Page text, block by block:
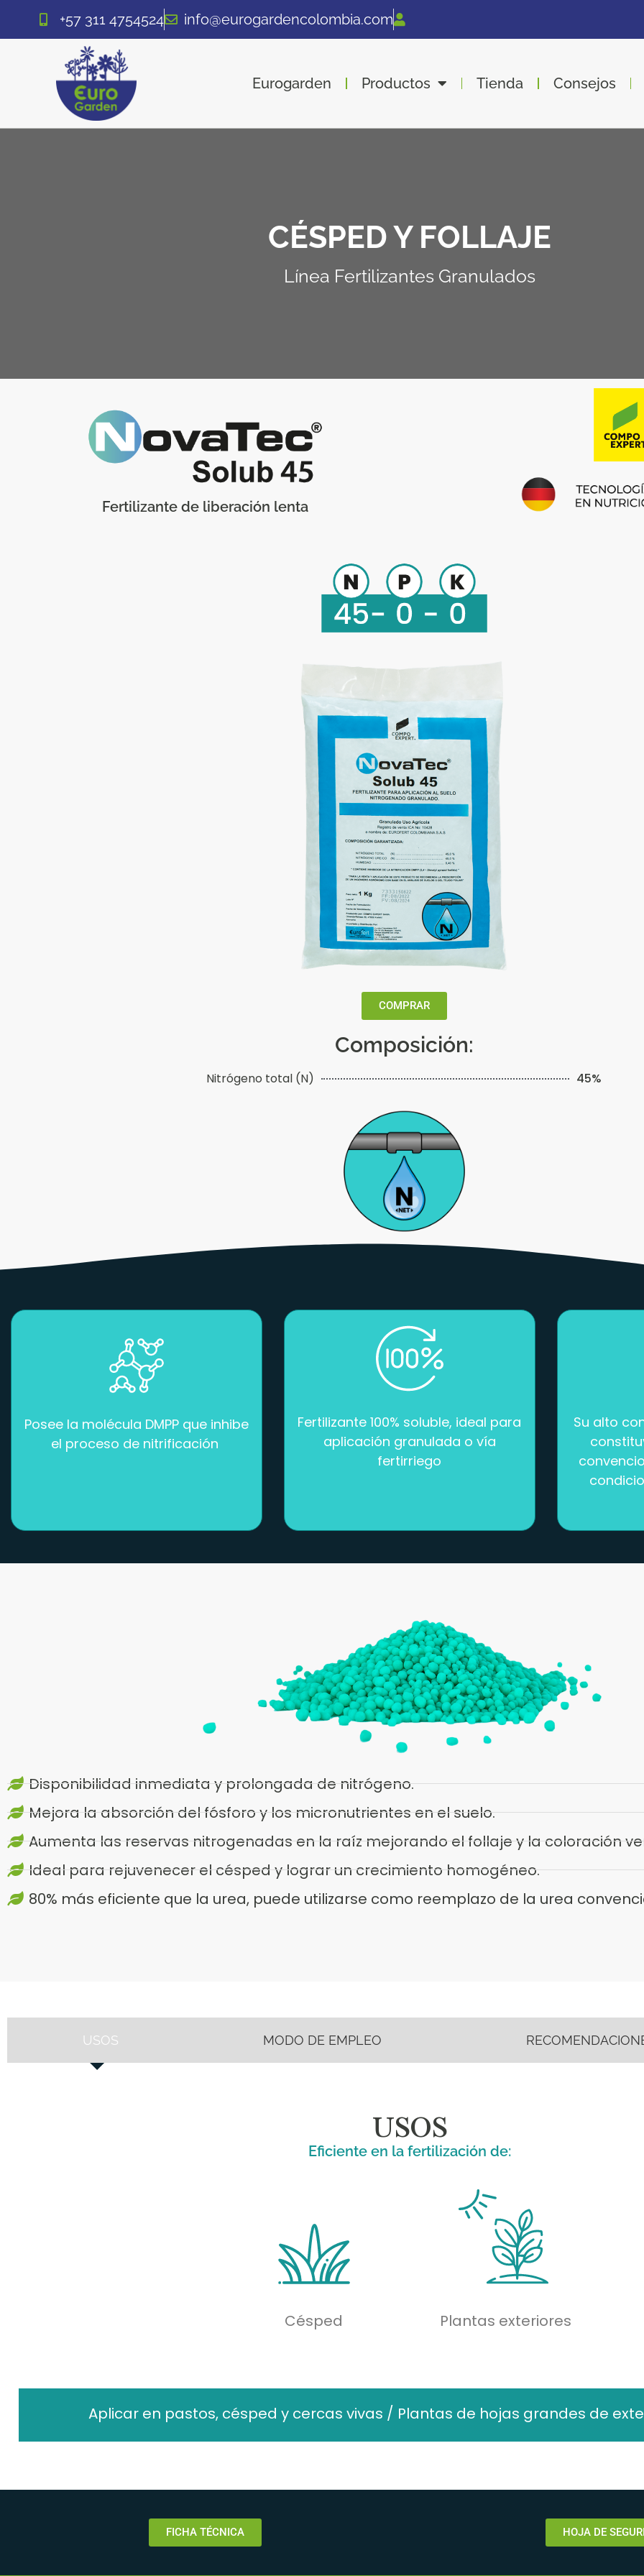
+57 311 4754524 info@eurogardencolombia.com
Eurogarden Productos Tienda Consejos
CÉSPED Y FOLLAJE
Línea Fertilizantes Granulados
Fertilizante de liberación lenta
COMPRAR
Composición:
Nitrógeno total (N) 45%
Posee la molécula DMPP que inhibe
el proceso de nitrificación
Fertilizante 100% soluble, ideal para
aplicación granulada o vía
fertirriego
Su alto
Disponibilidad inmediata y prolongada de nitrógeno.
Mejora la absorción del fósforo y los micronutrientes en el suelo.
Aumenta las reservas nitrogenadas en la raíz mejorando el follaje y la coloración
Ideal para rejuvenecer el césped y lograr un crecimiento homogéneo.
80% más eficiente que la urea, puede utilizarse como reemplazo de la urea
USOS MODO DE EMPLEO
USOS
Eficiente en la fertilización de:
Césped Plantas exteriores
Aplicar en pastos, césped y cercas vivas / Plantas de hojas grandes de
FICHA TÉCNICA HOJA DE